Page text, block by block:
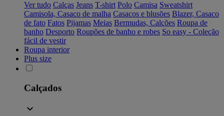
Ver tudo Calças Jeans T-shirt Polo Camisa Sweatshirt
Camisola, Casaco de malha Casacos e blusões Blazer, Casaco
de fato Fatos Pijamas Meias Bermudas, Calções Roupa de
banho Desporto Roupões de banho e robes So easy - Coleção
fácil de vestir
Roupa interior
Plus size
Calçados